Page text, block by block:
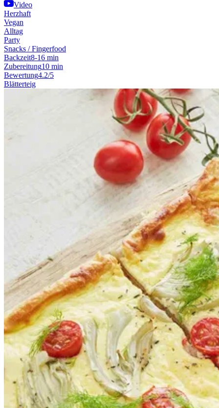
Video
Herzhaft
Vegan
Alltag
Party
Snacks / Fingerfood
Backzeit8-16 min
Zubereitung10 min
Bewertung4.2/5
Blätterteig